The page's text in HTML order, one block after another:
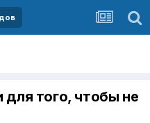
того, чтобы не